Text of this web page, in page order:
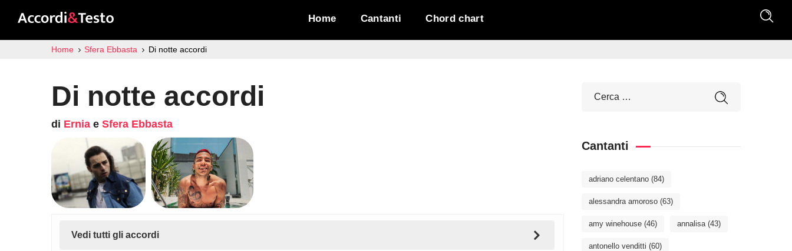
Home Cantanti Chord chart
Home Sfera Ebbasta Di notte accordi
Di notte accordi
di Ernia e Sfera Ebbasta
Vedi tutti gli accordi
Cantanti
adriano celentano (84)
alessandra amoroso (63)
amy winehouse (46) annalisa(43)
antonello venditti (60)